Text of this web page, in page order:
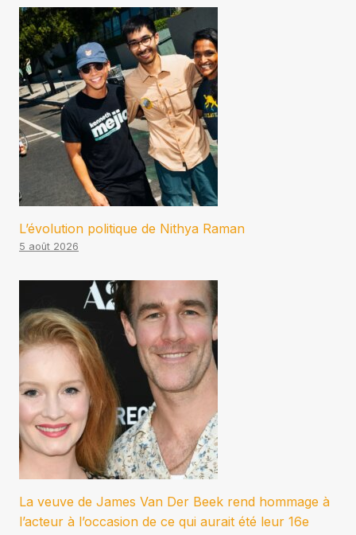
L’évolution politique de Nithya Raman
5 août 2026
La veuve de James Van Der Beek rend hommage à
l’acteur à l’occasion de ce qui aurait été leur 16e